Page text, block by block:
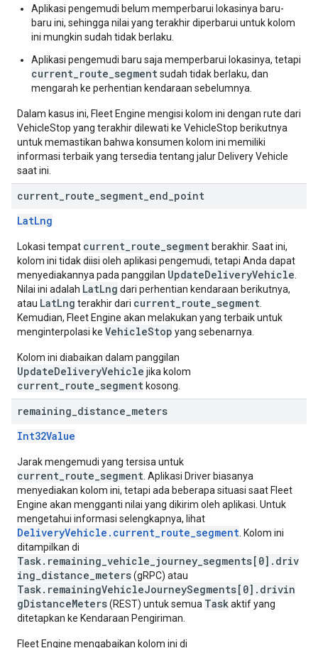
Aplikasi pengemudi belum memperbarui lokasinya baru-
baru ini, sehingga nilai yang terakhir diperbarui untuk kolom
ini mungkin sudah tidak berlaku.
Aplikasi pengemudi baru saja memperbarui lokasinya, tetapi
current_route_segmentsudah tidak berlaku, dan
mengarah ke perhentian kendaraan sebelumnya.
Dalam kasus ini, Fleet Engine mengisi kolom ini dengan rute dari
VehicleStop yang terakhir dilewati ke VehicleStop berikutnya
untuk memastikan bahwa konsumen kolom ini memiliki
informasi terbaik yang tersedia tentang jalur Delivery Vehicle
saat ini.
current route segment end point
LatLng
Lokasi tempat current_route_segment berakhir. Saat ini,
kolom ini tidak diisi oleh aplikasi pengemudi, tetapi Anda dapat
menyediakannya pada panggilan UpdateDeliveryVehicle
Nilai ini adalah LatLng dari perhentian kendaraan berikutnya,
atau LatLng terakhir dari current_route_segment
Kemudian, Fleet Engine akan melakukan yang terbaik untuk
menginterpolasi ke VehicleStop yang sebenarnya.
Kolom ini diabaikan dalam panggilan
UpdateDeliveryVehicle jika kolom
current_route_segment kosong.
remaining distance meters
Int32Value
Jarak mengemudi yang tersisa untuk
current_route_segment . Aplikasi Driver biasanya
menyediakan kolom ini, tetapi ada beberapa situasi saat Fleet
Engine akan mengganti nilai yang dikirim oleh aplikasi. Untuk
mengetahui informasi selengkapnya, lihat
DeliveryVehicle.current_route_segment . Kolom ini
ditampilkan di
Task.remaining_vehicle_journey_segments[0].driv
ing_distance_meters(gRPC) atau
Task.remainingVehicleJourneySegments[0].drivin
gDistanceMeters(REST) untuk semua Taskaktif yang
ditetapkan ke Kendaraan Pengiriman.
Fleet Engine mengabaikan kolom ini di